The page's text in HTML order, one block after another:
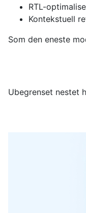
RTL-
Kontekstuell
Som den eneste
Ubegrenset nestet